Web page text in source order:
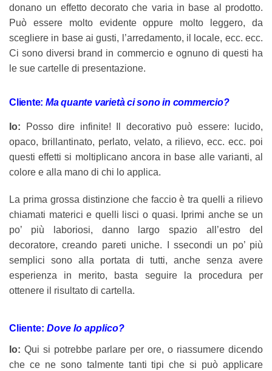
donano un effetto decorato che varia in base al prodotto.
Può essere molto evidente oppure molto leggero, da
scegliere in base ai gusti, l’arredamento, il locale, ecc. ecc.
Ci sono diversi brand in commercio e ognuno di questi ha
le sue cartelle di presentazione.
Cliente: Ma quante varietà ci sono in commercio?
Io:
Posso dire infinite! Il decorativo può essere: lucido,
opaco, brillantinato, perlato, velato, a rilievo, ecc. ecc. poi
questi effetti si moltiplicano ancora in base alle varianti, al
colore e alla mano di chi lo applica.
La prima grossa distinzione che faccio è tra quelli a rilievo
chiamati materici e quelli lisci o quasi. Iprimi anche se un
po’ più laboriosi, danno largo spazio all’estro del
decoratore, creando pareti uniche. I ssecondi un po’ più
semplici sono alla portata di tutti, anche senza avere
esperienza in merito, basta seguire la procedura per
ottenere il risultato di cartella.
Cliente: Dove lo applico?
Io: Qui si potrebbe parlare per ore, o riassumere dicendo
che ce ne sono talmente tanti tipi che si può applicare